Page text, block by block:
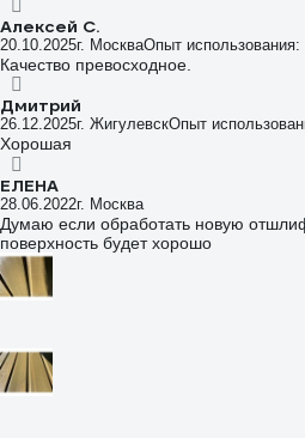
Алексей С.
20.10.2025г. МоскваОпыт
Качество превосходное.
Дмитрий
26.12.2025г. ЖигулевскОпыт
Хорошая
ЕЛЕНА
28.06.2022г. Москва
Думаю если обработать новую
поверхность будет хорошо